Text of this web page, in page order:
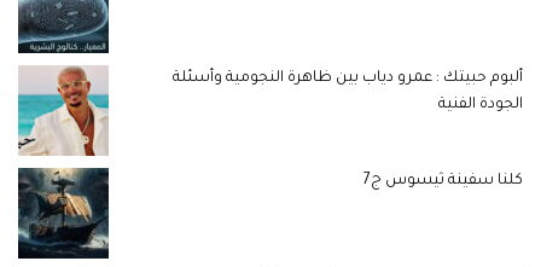
ألبوم حبيتك : عمرو دياب بين ظاهرة النجومية وأسئلة
الجودة الفنية
كلنا سفينة ثيسوس ج7